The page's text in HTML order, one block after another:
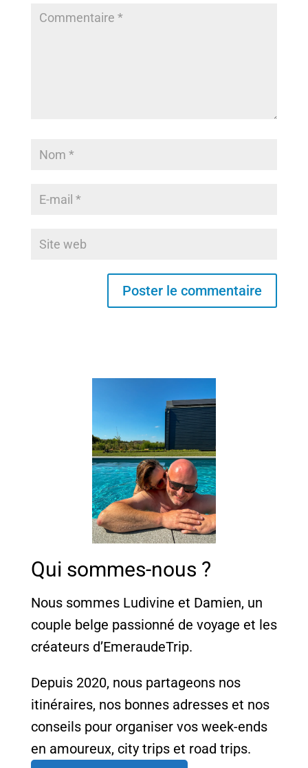
Qui sommes-nous ?
Nous sommes Ludivine et Damien, un
couple belge passionné de voyage et les
créateurs d’EmeraudeTrip.
Depuis 2020, nous partageons nos
itinéraires, nos bonnes adresses et nos
conseils pour organiser vos week-ends
en amoureux, city trips et road trips.